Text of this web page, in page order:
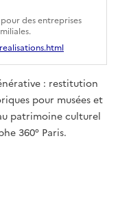
des entreprises
: restitution
pour musées et
patrimoine culturel
360° Paris.